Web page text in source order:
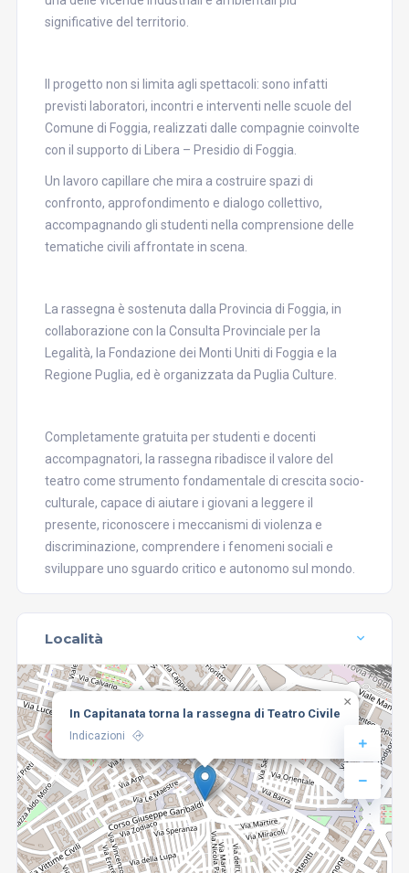
significative del territorio.
Il progetto non si limita agli spettacoli: sono infatti
previsti laboratori, incontri e interventi nelle scuole del
Comune di Foggia, realizzati dalle compagnie coinvolte
con il supporto di Libera – Presidio di Foggia.
Un lavoro capillare che mira a costruire spazi di
confronto, approfondimento e dialogo collettivo,
accompagnando gli studenti nella comprensione delle
tematiche civili affrontate in scena.
La rassegna è sostenuta dalla Provincia di Foggia, in
collaborazione con la Consulta Provinciale per la
Legalità, la Fondazione dei Monti Uniti di Foggia e la
Regione Puglia, ed è organizzata da Puglia Culture.
Completamente gratuita per studenti e docenti
accompagnatori, la rassegna ribadisce il valore del
teatro come strumento fondamentale di crescita socio-
culturale, capace di aiutare i giovani a leggere il
presente, riconoscere i meccanismi di violenza e
discriminazione, comprendere i fenomeni sociali e
sviluppare uno sguardo critico e autonomo sul mondo.
Località
In Capitanata torna la rassegna di Teatro Civile
Indicazioni
×